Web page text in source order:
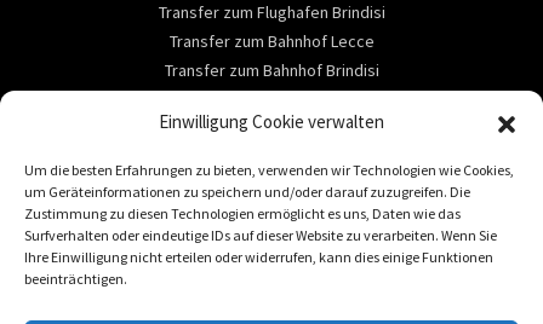
Einwilligung Cookie verwalten
Um die besten Erfahrungen zu bieten, verwenden wir Technologien wie Cookies,
um Geräteinformationen zu speichern und/oder darauf zuzugreifen. Die
Zustimmung zu diesen Technologien ermöglicht es uns, Daten wie das
Surfverhalten oder eindeutige IDs auf dieser Website zu verarbeiten. Wenn Sie
Ihre Einwilligung nicht erteilen oder widerrufen, kann dies einige Funktionen
beeinträchtigen.
Transfer zum Flughafen Brindisi
Transfer zum Bahnhof Lecce
Transfer zum Bahnhof Brindisi
ABOUT
Dienstleistungen
Reiseziele
Autovermietung im Salento